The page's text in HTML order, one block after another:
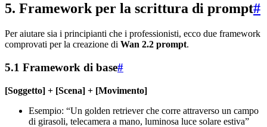
5. Framework per la scrittura di prompt#
Per aiutare sia i principianti che i professionisti, ecco due framework
comprovati per la creazione di Wan 2.2 prompt.
5.1 Framework di base#
[Soggetto] + [Scena] + [Movimento]
Esempio: “Un golden retriever che corre attraverso un campo
di girasoli, telecamera a mano, luminosa luce solare estiva”